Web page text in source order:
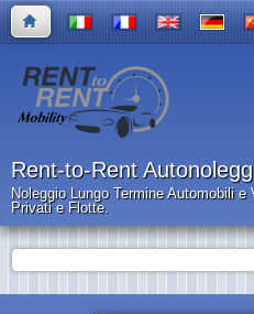
Rent-to-Rent
Noleggio Lungo Termine Automobili
Privati e Flotte.